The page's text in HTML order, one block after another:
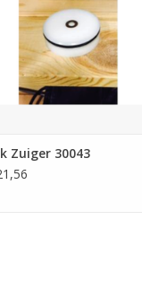
Zuiger 30043